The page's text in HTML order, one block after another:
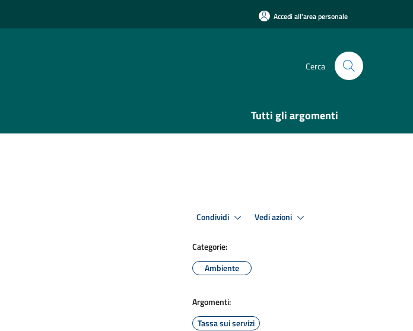
Accedi all'area personale
Cerca
Tutti gli argomenti
Condividi Vedi azioni
Categorie:
Ambiente
Argomenti:
Tassa sui servizi